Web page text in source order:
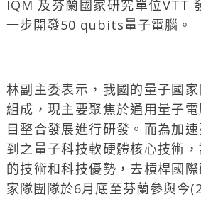
IQM 及芬蘭國家研究單位VTT
一步開發50 qubits量子電腦。
林副主委表示，我國的量子國
組成，現主要聚焦於通用量子
目整合發展進行研發。而為加
到之量子科技軟硬體核心技術
的技術和科技優勢，去槓桿國
家隊團隊於6月底至芬蘭參與